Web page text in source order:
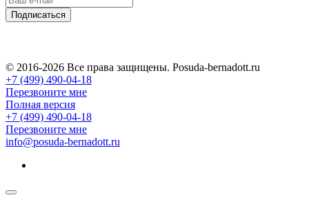
Подписаться
© 2016-2026 Все права защищены. Posuda-bernadott.ru
+7 (499) 490-04-18
Перезвоните мне
Полная версия
+7 (499) 490-04-18
Перезвоните мне
info@posuda-bernadott.ru